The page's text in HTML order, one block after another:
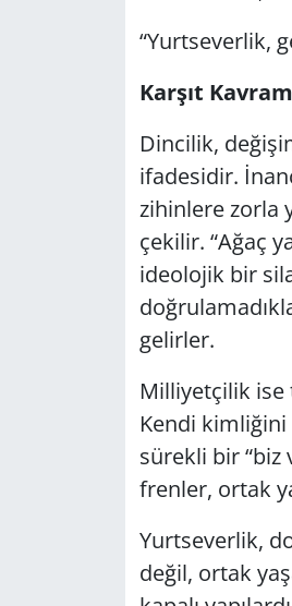
“Yurtseverlik,
Karşıt
Dincilik,
ifadesidir.
zihinlere zorla
çekilir. “Ağaç
ideolojik bir
gelirler.
Milliyetçilik ise
Kendi
sürekli bir “biz
frenler, ortak
Yurtseverlik,
değil, ortak